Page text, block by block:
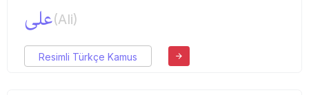
علی(Ali)
Resimli Türkçe Kamus